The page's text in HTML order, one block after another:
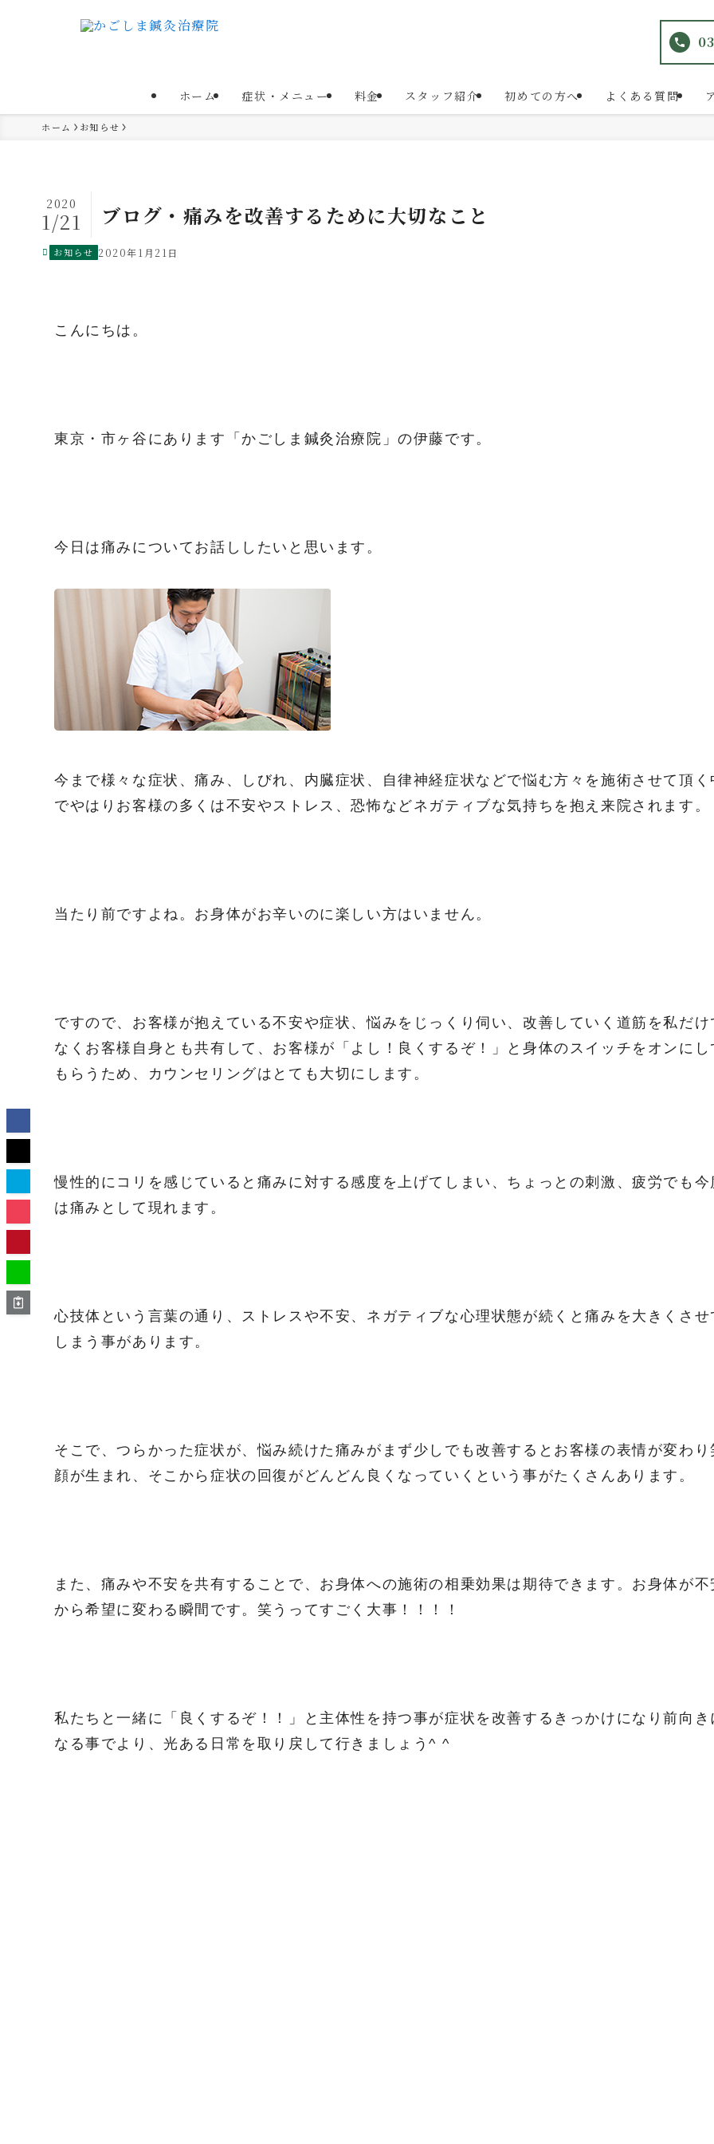
ホーム 症状・メニュー 料金 スタッフ紹介 初めての方へ よくある質問
ホーム お知らせ
ブログ・痛みを改善するために大切なこと
2020
1/21
お知らせ 2020年1月21日
こんにちは。
東京・市ヶ谷にあります「かごしま鍼灸治療院」の伊藤です。
今日は痛みについてお話ししたいと思います。
今まで様々な症状、痛み、しびれ、内臓症状、自律神経症状などで悩む方々を施術させて頂く
でやはりお客様の多くは不安やストレス、恐怖などネガティブな気持ちを抱え来院されます。
当たり前ですよね。お身体がお辛いのに楽しい方はいません。
ですので、お客様が抱えている不安や症状、悩みをじっくり伺い、改善していく道筋を私だけ
なくお客様自身とも共有して、お客様が「よし！良くするぞ！」と身体のスイッチをオンにし
もらうため、カウンセリングはとても大切にします。
慢性的にコリを感じていると痛みに対する感度を上げてしまい、ちょっとの刺激、疲労でも今
は痛みとして現れます。
心技体という言葉の通り、ストレスや不安、ネガティブな心理状態が続くと痛みを大きくさせ
しまう事があります。
そこで、つらかった症状が、悩み続けた痛みがまず少しでも改善するとお客様の表情が変わり
顔が生まれ、そこから症状の回復がどんどん良くなっていくという事がたくさんあります。
また、痛みや不安を共有することで、お身体への施術の相乗効果は期待できます。お身体が不
から希望に変わる瞬間です。笑うってすごく大事！！！！
私たちと一緒に「良くするぞ！！」と主体性を持つ事が症状を改善するきっかけになり前向き
なる事でより、光ある日常を取り戻して行きましょう^ ^